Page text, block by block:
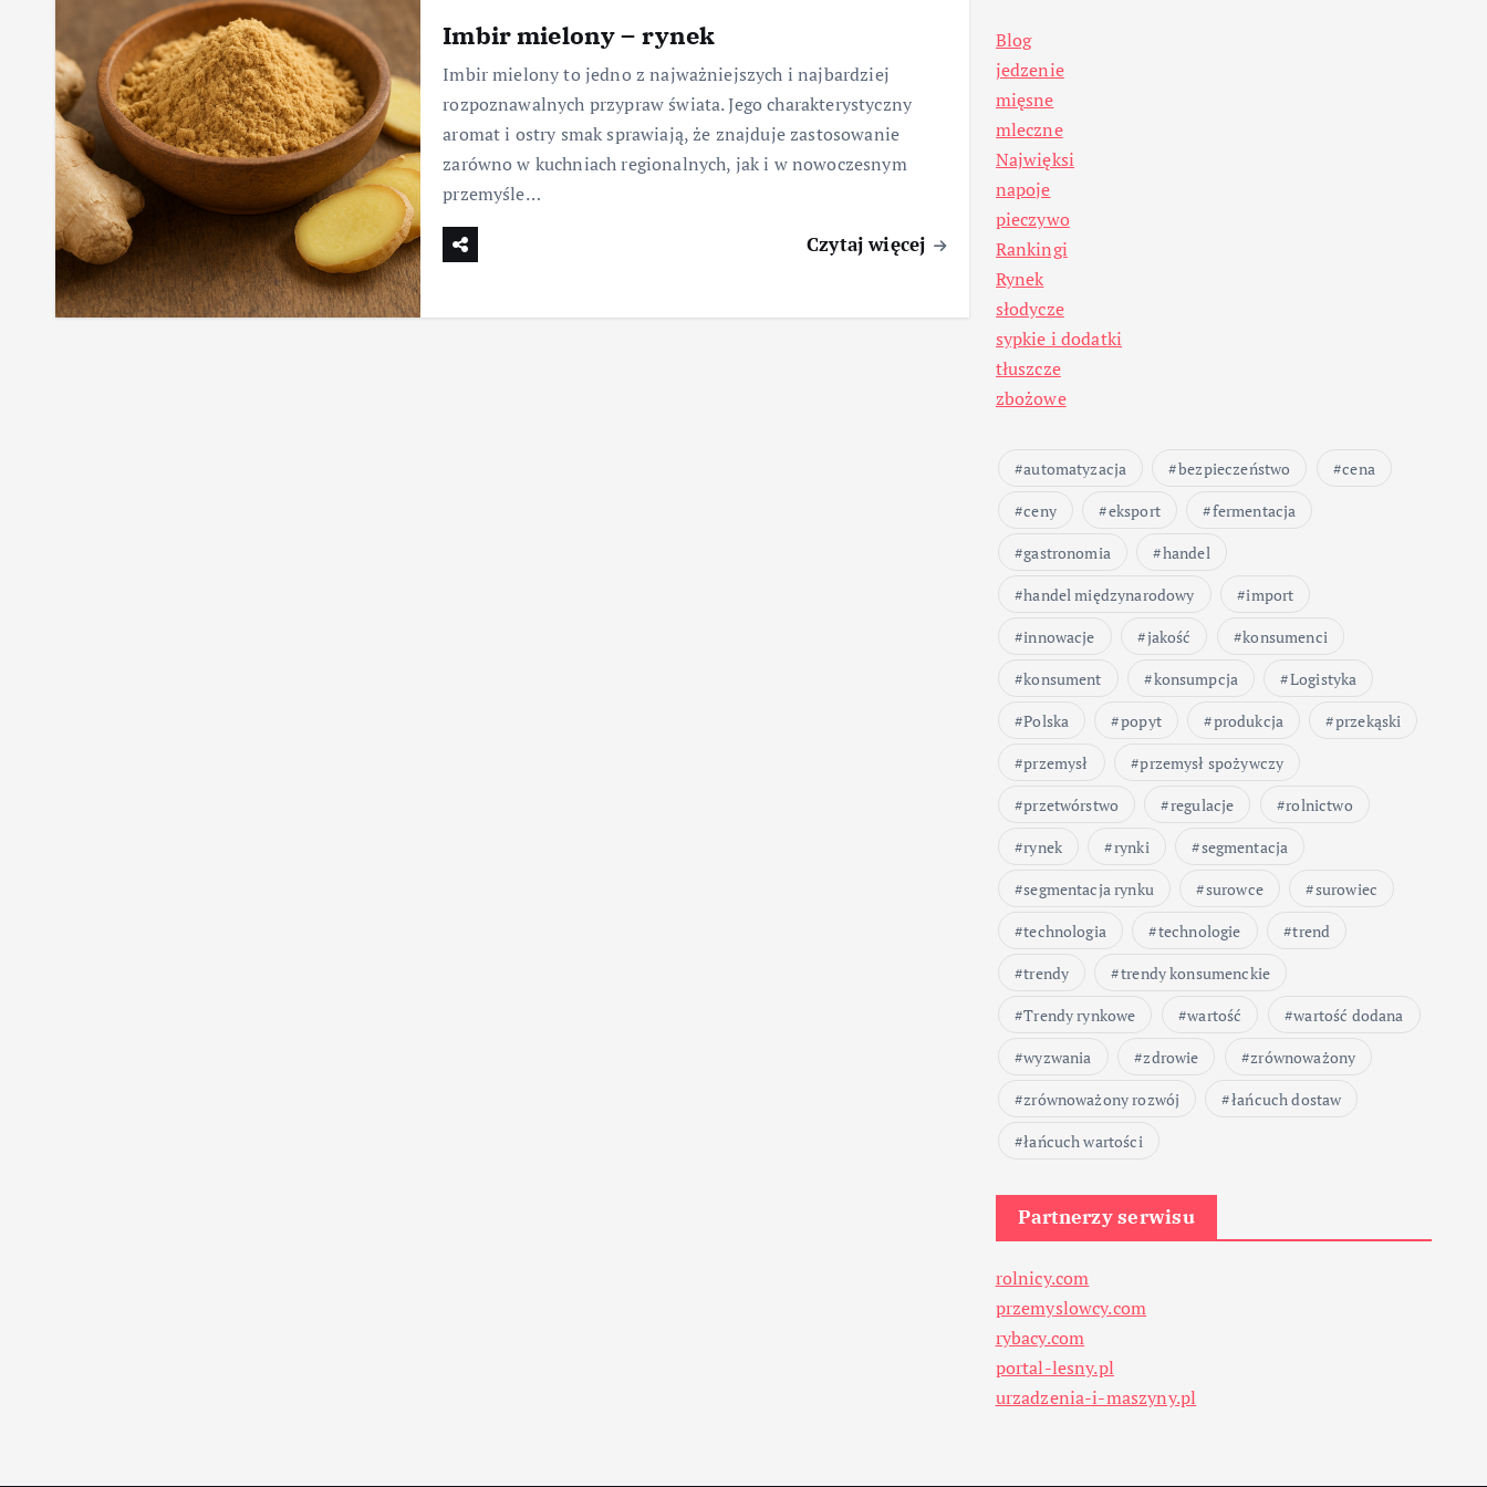
Imbir mielony – rynek
Imbir mielony to jedno z najważniejszych i najbardziej
rozpoznawalnych przypraw świata. Jego charakterystyczny
aromat i ostry smak sprawiają, że znajduje zastosowanie
zarówno w kuchniach regionalnych, jak i w nowoczesnym
przemyśle…
Czytaj więcej
Blog
jedzenie
mięsne
mleczne
Najwięksi
napoje
pieczywo
Rankingi
Rynek
słodycze
sypkie i dodatki
tłuszcze
zbożowe
automatyzacja bezpieczeństwo
cena
ceny
eksport
fermentacja
gastronomia
handel
handel międzynarodowy
import
innowacje
jakość
konsumenci
konsument
konsumpcja
Logistyka
Polska
popyt produkcja
przekąski
przemysł
przemysł spożywczy
przetwórstwo
regulacje
rolnictwo
rynek
rynki
segmentacja
segmentacja rynku
surowce
surowiec
technologia
technologie
trend
trendy
trendy konsumenckie
Trendy rynkowe
wartość
wartość dodana
wyzwania
zdrowie
zrównoważony
zrównoważony rozwój
łańcuch dostaw
łańcuch wartości
Partnerzy serwisu
rolnicy.com
przemyslowcy.com
rybacy.com
portal-lesny.pl
urzadzenia-i-maszyny.pl